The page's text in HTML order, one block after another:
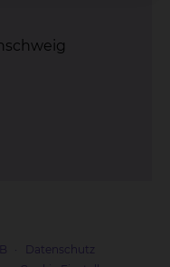
Datenschutz